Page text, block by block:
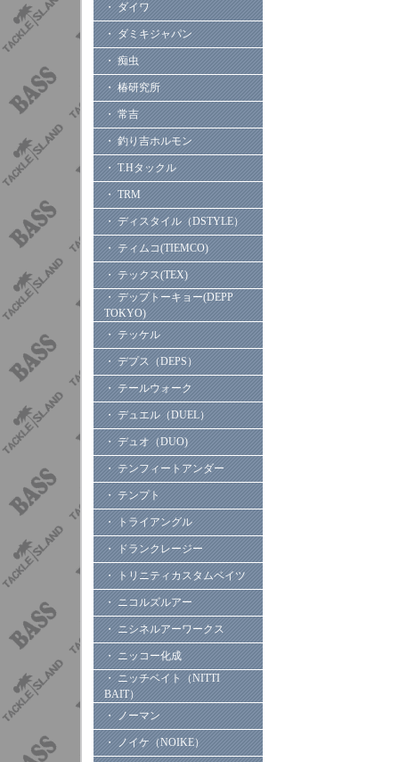
・ ダイワ
・ ダミキジャパン
・ 痴虫
・ 椿研究所
・ 常吉
・ 釣り吉ホルモン
・ T.Hタックル
・ TRM
・ ディスタイル（DSTYLE）
・ ティムコ(TIEMCO)
・ テックス(TEX)
・ デップトーキョー(DEPP
TOKYO)
・ テッケル
・ デプス（DEPS）
・ テールウォーク
・ デュエル（DUEL）
・ デュオ（DUO)
・ テンフィートアンダー
・ テンプト
・ トライアングル
・ ドランクレージー
・ トリニティカスタムベイツ
・ ニコルズルアー
・ ニシネルアーワークス
・ ニッコー化成
・ ニッチベイト（NITTI
BAIT）
・ ノーマン
・ ノイケ（NOIKE）